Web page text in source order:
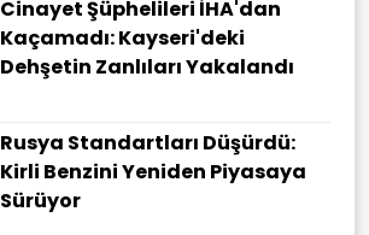
Cinayet Şüphelileri İHA'dan
Kaçamadı: Kayseri'deki
Dehşetin Zanlıları Yakalandı
Rusya Standartları Düşürdü:
Kirli Benzini Yeniden Piyasaya
Sürüyor